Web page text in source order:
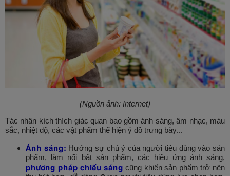
(Nguồn ảnh: Internet)
Tác nhân kích thích giác quan bao gồm ánh sáng, âm nhạc, màu
sắc, nhiệt độ, các vật phẩm thể hiện ý đồ trưng bày...
Ánh sáng: Hướng sự chú ý của người tiêu dùng vào sản
phẩm, làm nổi bật sản phẩm, các hiệu ứng ánh sáng,
phương pháp chiếu sáng cũng khiến sản phẩm trở nên